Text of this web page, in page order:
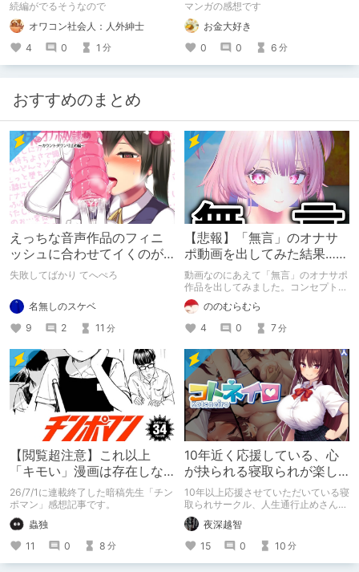
続編がでるそうなので
オワコン社会人：人外紳士
4
0 1 分
（分冊版） 【第3話】
マンガの感想です
お金大好き
0
0 6 分
おすすめのまとめ
えっちな音声作品のフィニ
ッシュに合わせてイくのが
下手すぎる【失敗した話】
失敗してばかり てへぺろ
名無しのスケベ
9
2 11 分
【悲報】「無言」のオナサ
ポ動画を出してみた結果……
動画なのにあえて「無言」のオナサポ
作品を出してみました。コンセプト通
りのものは作れたのですが、肝心の売
上がね……
ののむらむら
4
0 7分
【閲覧超注意】これ以上
「キモい」漫画は存在しな
い？チンポマンとかいう
「魂の殺人」の完成形
26/7/1に連載終了した暗稿先生「チン
ポマン」感想記事です。
蟲独
11
0 8 分
10年近く応援している、心
が抉られる寝取られが楽し
めるサークル
10年以上応援させていただいている寝
取られサークル、人生通行止めさんの
新作がとても良かったので、新作を中
心に、このサークルのゲームを紹介し
たくて、記事を書かせていただく。
キミノオモイからずっと好きな熱心な
ファンとしての記事にどうか、お付き
夜深越智
15
0 10 分